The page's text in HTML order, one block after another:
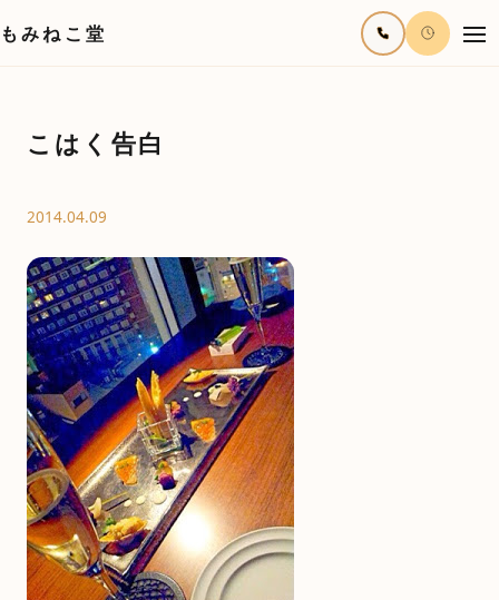
もみねこ堂
こはく告白
2014.04.09